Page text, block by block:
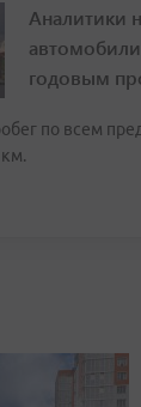
Аналитики
годовым
по всем